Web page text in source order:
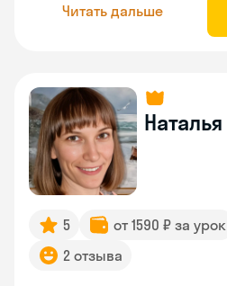
Читать дальше
Наталья
5 от 1590 ₽ за урок
2 отзыва